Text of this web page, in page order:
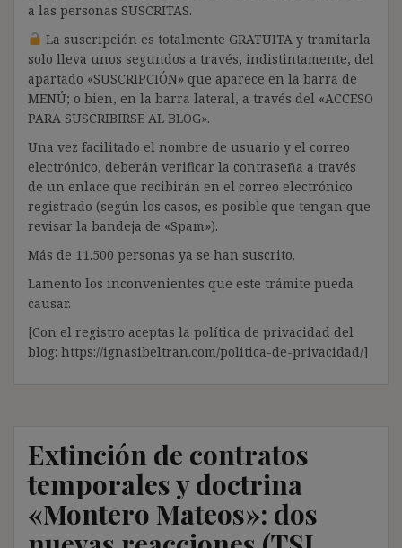
a las personas SUSCRITAS.
La suscripción es totalmente GRATUITA y tramitarla
solo lleva unos segundos a través, indistintamente, del
apartado «SUSCRIPCIÓN» que aparece en la barra de
MENÚ; o bien, en la barra lateral, a través del «ACCESO
PARA SUSCRIBIRSE AL BLOG».
Una vez facilitado el nombre de usuario y el correo
electrónico, deberán verificar la contraseña a través
de un enlace que recibirán en el correo electrónico
registrado (según los casos, es posible que tengan que
revisar la bandeja de «Spam»).
Más de 11.500 personas ya se han suscrito.
Lamento los inconvenientes que este trámite pueda
causar.
[Con el registro aceptas la política de privacidad del
blog: https://ignasibeltran.com/politica-de-privacidad/]
Extinción de contratos
temporales y doctrina
«Montero Mateos»: dos